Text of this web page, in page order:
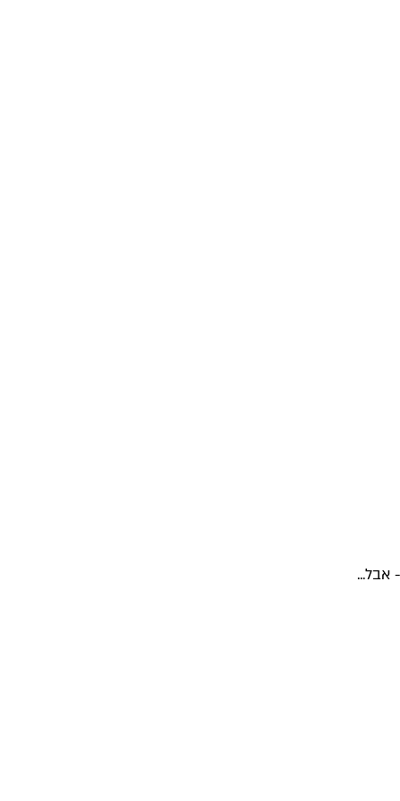
אבל...